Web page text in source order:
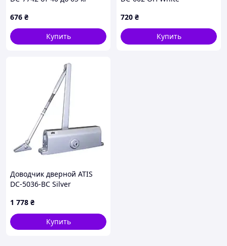
676 ₴
Купить
720 ₴
Купить
Доводчик дверной ATIS
DC-5036-BC Silver
1 778 ₴
Купить